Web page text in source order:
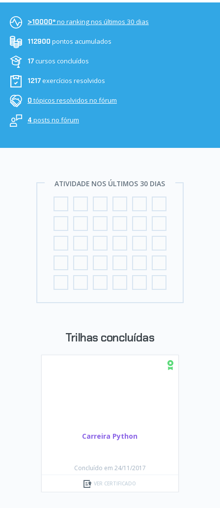
>10000ºno ranking nos últimos 30 dias
112900 pontos acumulados
17cursos concluídos
1217exercícios resolvidos
0 tópicos resolvidos no fórum
4posts no fórum
ATIVIDADE NOS ÚLTIMOS 30 DIAS
Trilhas concluídas
Carreira Python
Concluído em 24/11/2017
VER CERTIFICADO